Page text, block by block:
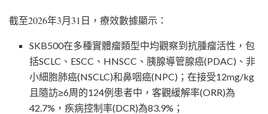
截至2026年3月31日，療效數據顯示：
SKB500在多種實體瘤類型中均觀察到抗腫瘤活性，包
括SCLC、ESCC、HNSCC、胰腺導管腺癌(PDAC)、非
小細胞肺癌(NSCLC)和鼻咽癌(NPC)；在接受12mg/kg
且隨訪≥6周的124例患者中，客觀緩解率(ORR)為
42.7%，疾病控制率(DCR)為83.9%；